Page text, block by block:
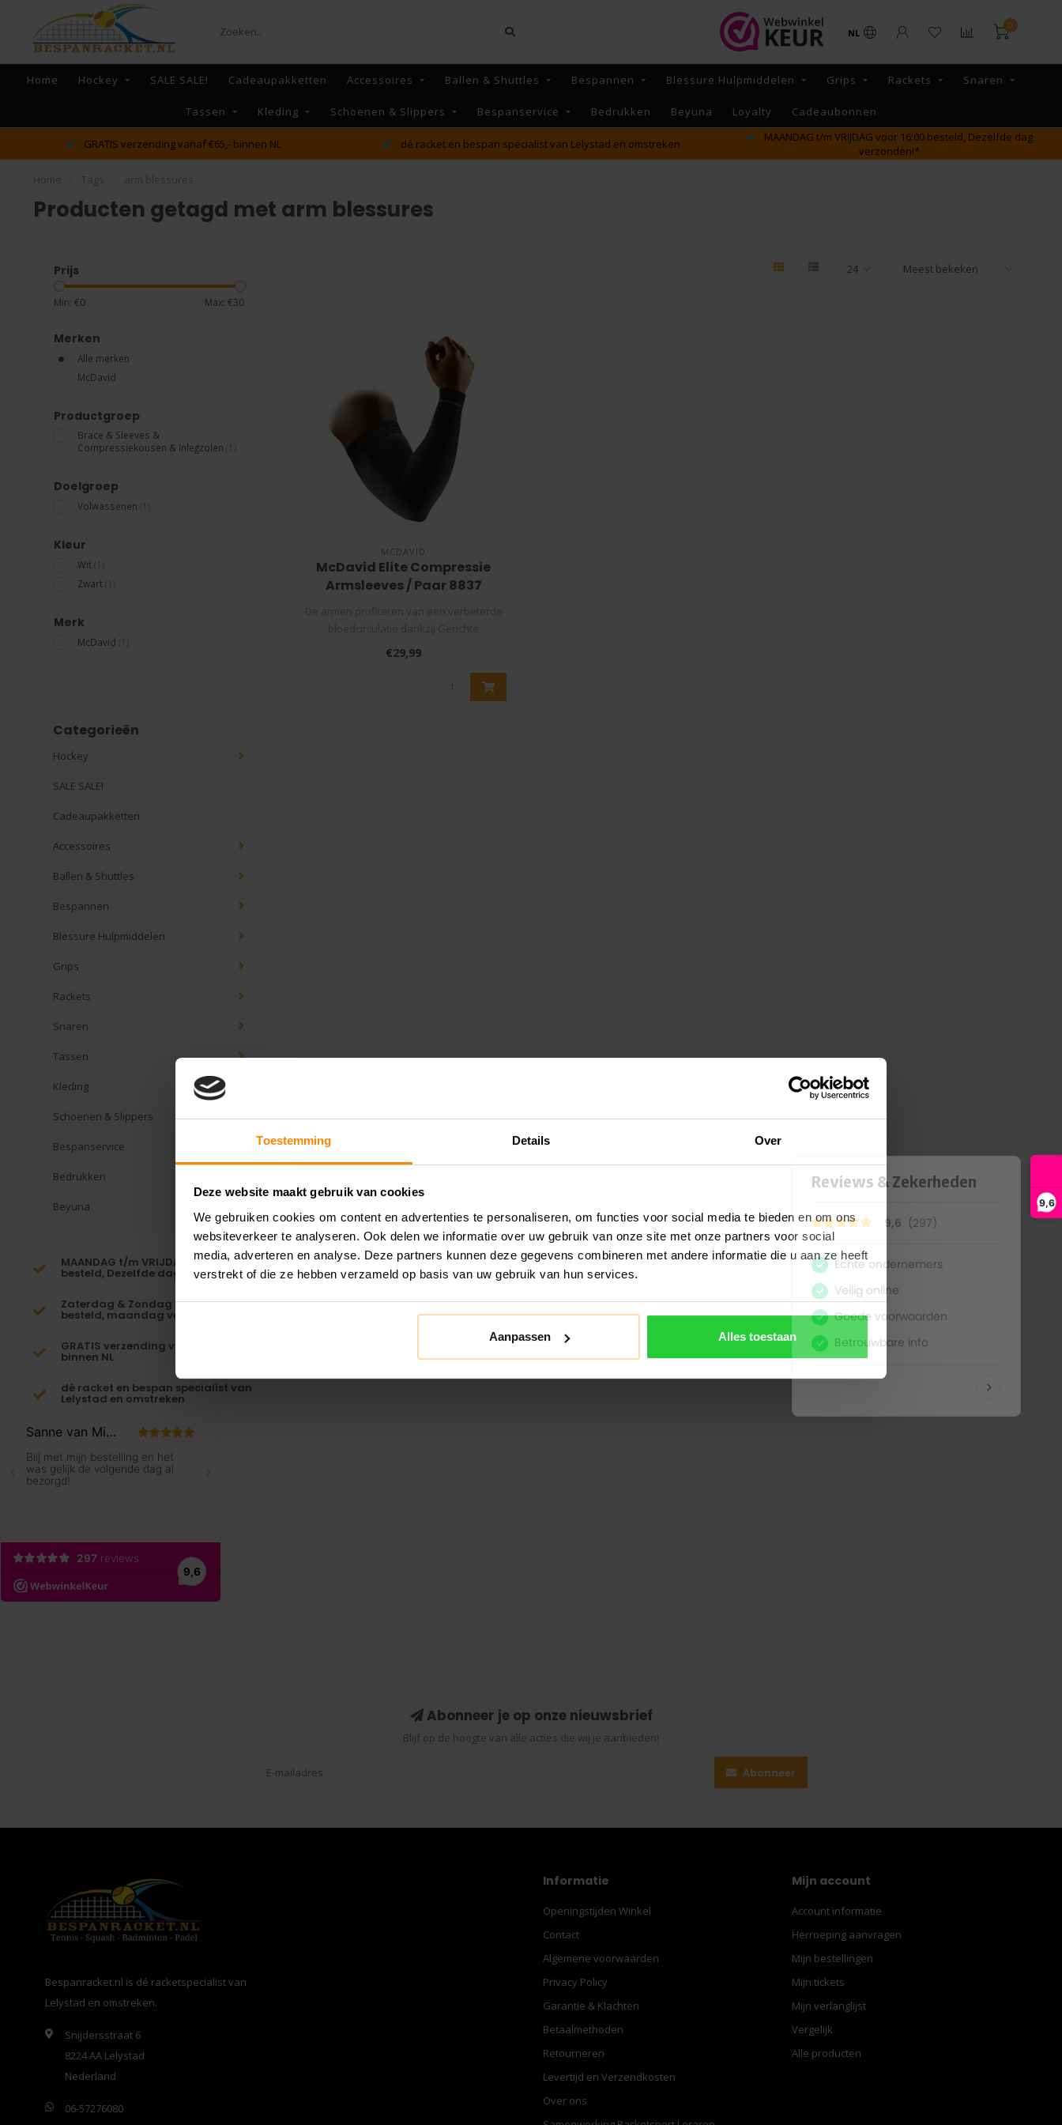
Toestemming Details Over
Deze website maakt gebruik van cookies
We gebruiken cookies om content en advertenties te personaliseren, om functies voor social media te bieden en om ons
websiteverkeer te analyseren. Ook delen we informatie over uw gebruik van onze site met onze partners voor social
media, adverteren en analyse. Deze partners kunnen deze gegevens combineren met andere informatie die u aan ze heeft
verstrekt of die ze hebben verzameld op basis van uw gebruik van hun services.
Aanpassen Alles toestaan
9,6
NL
0
Home Hockey SALE SALE! Cadeaupakketten Accessoires Ballen & Shuttles Bespannen Blessure Hulpmiddelen Grips Rackets Snaren
Tassen Kleding Schoenen & Slippers Bespanservice Bedrukken Beyuna Loyalty Cadeaubonnen
dé racket en bespan specialist van Lelystad en omstreken
MAANDAG t/m VRIJDAG voor 16:00 besteld, Dezelfde dag
verzonden!*
GRATIS verzending vanaf €65,- binnen NL
Producten getagd met arm blessures
Prijs
Min: €0 Max: €30
Merken
Alle merken
McDavid
Productgroep
Brace & Sleeves &
Compressiekousen & Inlegzolen
Doelgroep
Volwassenen
Kleur
Wit
Zwart
Merk
McDavid
Categorieën
Hockey
SALE SALE!
Cadeaupakketten
Accessoires
Ballen & Shuttles
Bespannen
Blessure Hulpmiddelen
Grips
Rackets
Snaren
Tassen
Kleding
Schoenen & Slippers
Bespanservice
Bedrukken
Beyuna
MAANDAG t/m VRIJDAG voor 16:00
besteld, Dezelfde dag verzonden!*
Zaterdag & Zondag voor 23:59
besteld, maandag verzonden!
GRATIS verzending vanaf €65,-
binnen NL
dé racket en bespan specialist van
Lelystad en omstreken
MCDAVID
McDavid Elite Compressie
Armsleeves / Paar 8837
Compress..
€29,99
Abonneer je op onze nieuwsbrief
Blijf op de hoogte van alle acties die wij je aanbieden!
Abonneer
Bespanracket.nl is dé racketspecialist van
Lelystad en omstreken.
Snijdersstraat 6
8224 AA Lelystad
Nederland
06-57276080
Informatie
Openingstijden Winkel
Contact
Algemene voorwaarden
Privacy Policy
Garantie & Klachten
Betaalmethoden
Retourneren
Levertijd en Verzendkosten
Over ons
Mijn account
Account informatie
Herroeping aanvragen
Mijn bestellingen
Mijn tickets
Mijn verlanglijst
Vergelijk
Alle producten